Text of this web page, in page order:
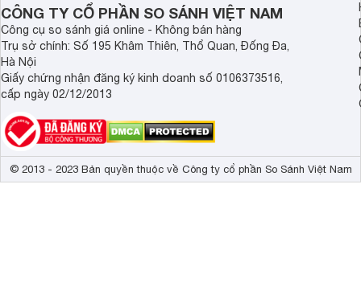
CÔNG TY CỔ PHẦN SO SÁNH VIỆT NAM
Công cụ so sánh giá online - Không bán hàng
Trụ sở chính: Số 195 Khâm Thiên, Thổ Quan, Đống Đa,
Hà Nội
Giấy chứng nhận đăng ký kinh doanh số 0106373516,
cấp ngày 02/12/2013
© 2013 - 2023 Bản quyền thuộc về Công ty cổ phần So Sánh Việt Nam